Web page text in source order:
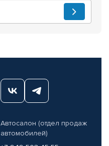
Автосалон (отдел продаж
автомобилей)